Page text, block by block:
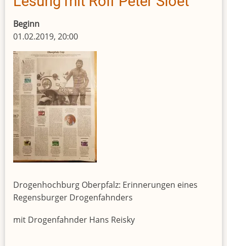
Beginn
01.02.2019, 20:00
Drogenhochburg Oberpfalz: Erinnerungen eines
Regensburger Drogenfahnders
mit Drogenfahnder Hans Reisky